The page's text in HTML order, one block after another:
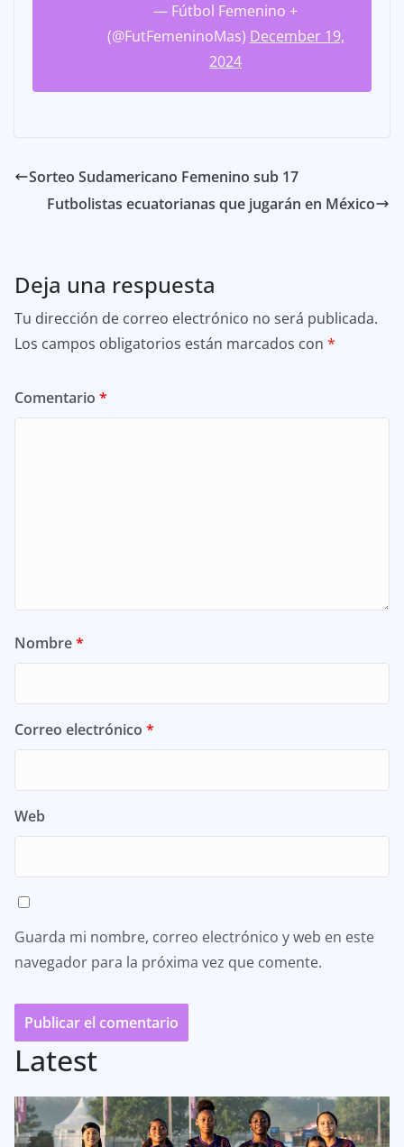
— Fútbol Femenino +
(@FutFemeninoMas) December 19,
2024
Sorteo Sudamericano Femenino sub 17
Futbolistas ecuatorianas que jugarán en México
Deja una respuesta
Tu dirección de correo electrónico no será publicada.
Los campos obligatorios están marcados con *
Comentario *
Nombre*
Correo electrónico *
Web
Guarda mi nombre, correo electrónico y web en este
navegador para la próxima vez que comente.
Latest